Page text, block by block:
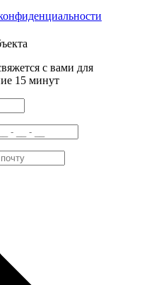
с вами для
15 минут